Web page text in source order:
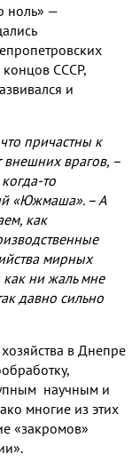
ноль» —
СССР,
и
что причастны к
врагов, –
когда-то
«Южмаша». – А
, как
мирных
как ни жаль мне
давно сильно
в Днепре
,
научным и
многие из этих
«закромов»
.